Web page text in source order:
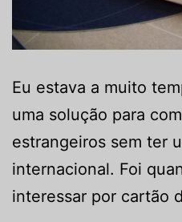
Eu estava a muito
uma solução para
estrangeiros sem ter
internacional. Foi
interessar por cartão